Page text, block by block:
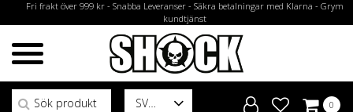
Fri frakt över 999 kr - Snabba Leveranser - Säkra betalningar med Klarna - Grym
kundtjänst
SV
Sök efter:
0